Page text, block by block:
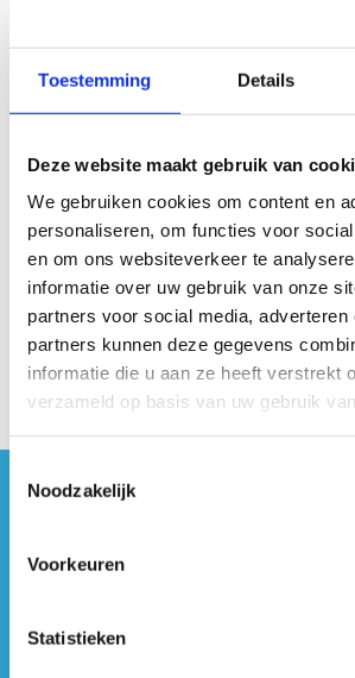
Toestemming Details
Deze website maakt gebruik van
We gebruiken cookies om content en
personaliseren, om functies voor
en om ons websiteverkeer te
informatie over uw gebruik van onze
partners voor social media, adverteren
partners kunnen deze gegevens
informatie die u aan ze heeft verstrekt
verzameld op basis van uw gebruik
Noodzakelijk
Voorkeuren
Statistieken